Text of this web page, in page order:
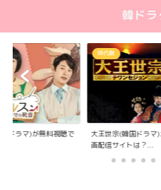
韓ドラ
ドラマ)が無料視聴で
時代劇
大王世宗(韓国ドラマ
画配信サイトは？...